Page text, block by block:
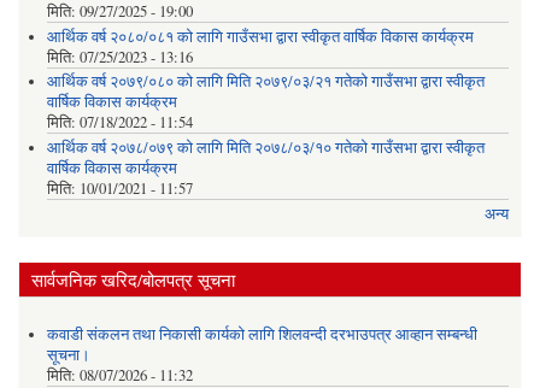
मिति: 09/27/2025 - 19:00
आर्थिक वर्ष २०८०/०८१ को लागि गाउँसभा द्वारा स्वीकृत वार्षिक विकास कार्यक्रम
मिति: 07/25/2023 - 13:16
आर्थिक वर्ष २०७९/०८० को लागि मिति २०७९/०३/२१ गतेको गाउँसभा द्वारा स्वीकृत
वार्षिक विकास कार्यक्रम
मिति: 07/18/2022 - 11:54
आर्थिक वर्ष २०७८/०७९ को लागि मिति २०७८/०३/१० गतेको गाउँसभा द्वारा स्वीकृत
वार्षिक विकास कार्यक्रम
मिति: 10/01/2021 - 11:57
अन्य
सार्वजनिक खरिद/बोलपत्र सूचना
कवाडी संकलन तथा निकासी कार्यको लागि शिलवन्दी दरभाउपत्र आव्हान सम्बन्धी
सूचना।
मिति: 08/07/2026 - 11:32